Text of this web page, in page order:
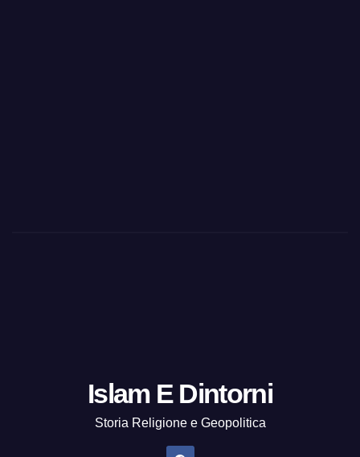
Islam E Dintorni
Storia Religione e Geopolitica